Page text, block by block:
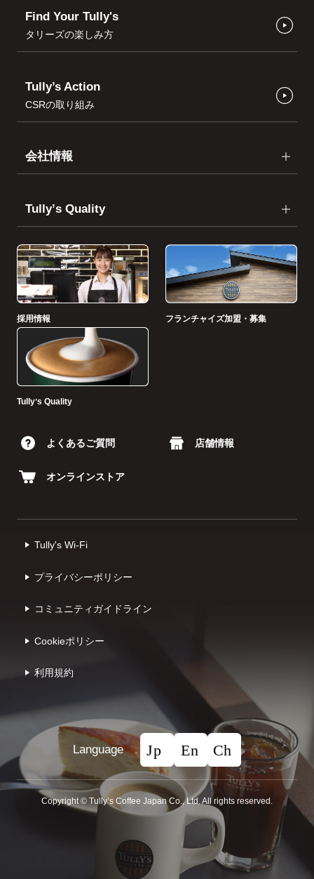
Find Your Tully's
タリーズの楽しみ方
Tully’s Action
CSRの取り組み
会社情報
Tullyʼs Quality
採用情報 フランチャイズ加盟・募集
Tullyʼs Quality
よくあるご質問 店舗情報
オンラインストア
Tully's Wi-Fi
プライバシーポリシー
コミュニティガイドライン
Cookieポリシー
利⽤規約
Language
Copyright © Tullyʼs Coffee Japan Co., Ltd. All rights reserved.